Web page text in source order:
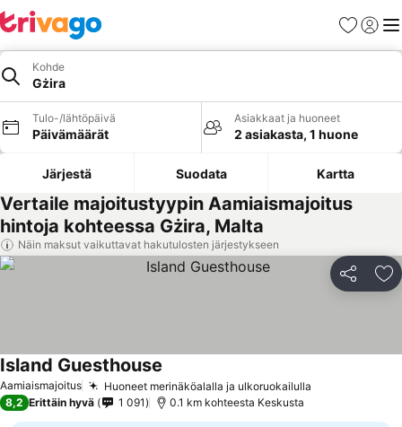
Suosikit
Kohde
Gżira
Tulo-/lähtöpäivä
Päivämäärät
Asiakkaat ja huoneet
2 asiakasta, 1 huone
Järjestä Suodata Kartta
Vertaile majoitustyypin Aamiaismajoitus
hintoja kohteessa Gżira, Malta
Näin maksut vaikuttavat hakutulosten järjestykseen
Jaa
Aamiaismajoitus Huoneet merinäköalalla ja ulkoruokailulla
Island Guesthouse
8,2 Erittäin hyvä 1 091 0.1 km kohteesta Keskusta